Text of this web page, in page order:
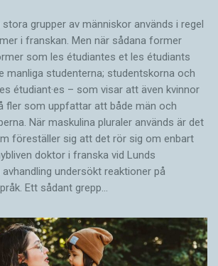
grupper av människor används i regel
i franskan. Men när sådana ­former
som les étudiantes et les étudiants
manliga studenterna; studentskorna och
étudiant·es – som visar att även kvinnor
fler som uppfattar att både män och
När maskulina pluraler används är det
föreställer sig att det rör sig om enbart
doktor i franska vid Lunds
undersökt reaktioner på
Ett sådant grepp…